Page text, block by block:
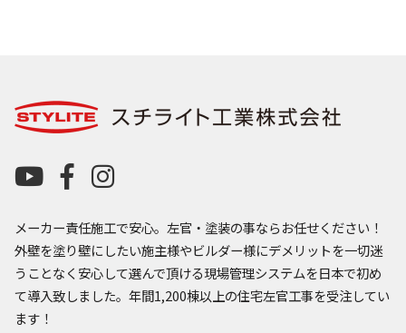
メーカー責任施工で安心。左官・塗装の事ならお任せください！
外壁を塗り壁にしたい施主様やビルダー様にデメリットを一切迷
うことなく安心して選んで頂ける現場管理システムを日本で初め
て導入致しました。年間1,200棟以上の住宅左官工事を受注してい
ます！